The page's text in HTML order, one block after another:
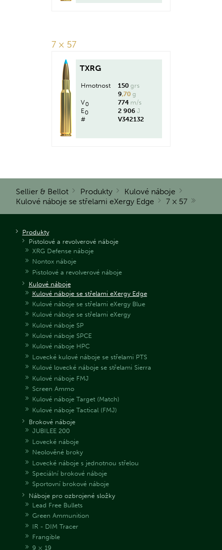
7 × 57
TXRG
Hmotnost 150 grs
9,70 g
V0 774 m/s
E0 2 906 J
#
V342132
Sellier & Bellot Produkty
Kulové náboje
Kulové náboje se střelami eXergy Edge
7 × 57
Produkty
Pistolové a revolverové náboje
XRG Defense náboje
Nontox náboje
Pistolové a revolverové náboje
Kulové náboje
Kulové náboje se střelami eXergy Edge
Kulové náboje se střelami eXergy Blue
Kulové náboje se střelami eXergy
Kulové náboje SP
Kulové náboje SPCE
Kulové náboje HPC
Lovecké kulové náboje se střelami PTS
Kulové lovecké náboje se střelami Sierra
Kulové náboje FMJ
Screen Ammo
Kulové náboje Target (Match)
Kulové náboje Tactical (FMJ)
Brokové náboje
JUBILEE 200
Lovecké náboje
Neolověné broky
Lovecké náboje s jednotnou střelou
Speciální brokové náboje
Sportovní brokové náboje
Náboje pro ozbrojené složky
Lead Free Bullets
Green Ammunition
IR - DIM Tracer
Frangible
9 × 19